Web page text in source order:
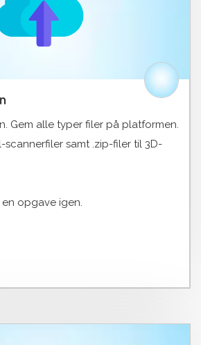
Gem alle typer filer på platformen.
scannerfiler samt .zip-filer til 3D-
opgave igen.